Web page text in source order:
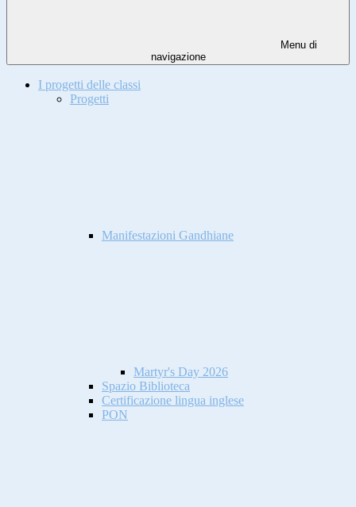
Menu di
navigazione
I progetti delle classi
Progetti
Manifestazioni Gandhiane
Martyr's Day 2026
Spazio Biblioteca
Certificazione lingua inglese
PON